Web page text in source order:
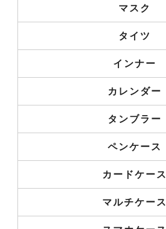
マスク
タイツ
インナー
カレンダー
タンブラー
ペンケース
カードケース
マルチケース